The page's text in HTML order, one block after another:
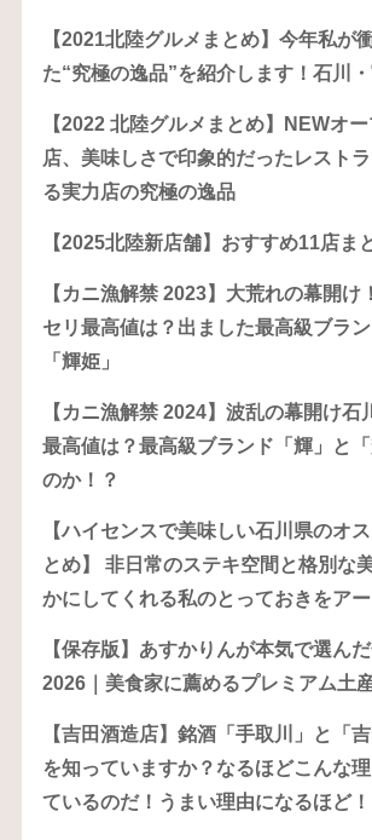
【2021北陸グルメまとめ】今年私が
た“究極の逸品”を紹介します！石川
【2022 北陸グルメまとめ】NEWオ
店、美味しさで印象的だったレスト
る実力店の究極の逸品
【2025北陸新店舗】おすすめ11店ま
【カニ漁解禁 2023】大荒れの幕開け
セリ最高値は？出ました最高級ブラ
「輝姫」
【カニ漁解禁 2024】波乱の幕開け石
最高値は？最高級ブランド「輝」と
のか！？
【ハイセンスで美味しい石川県のオ
とめ】 非日常のステキ空間と格別な
かにしてくれる私のとっておきをア
【保存版】あすかりんが本気で選ん
2026｜美食家に薦めるプレミアム土
【吉田酒造店】銘酒「手取川」と「
を知っていますか？なるほどこんな
ているのだ！うまい理由になるほど！